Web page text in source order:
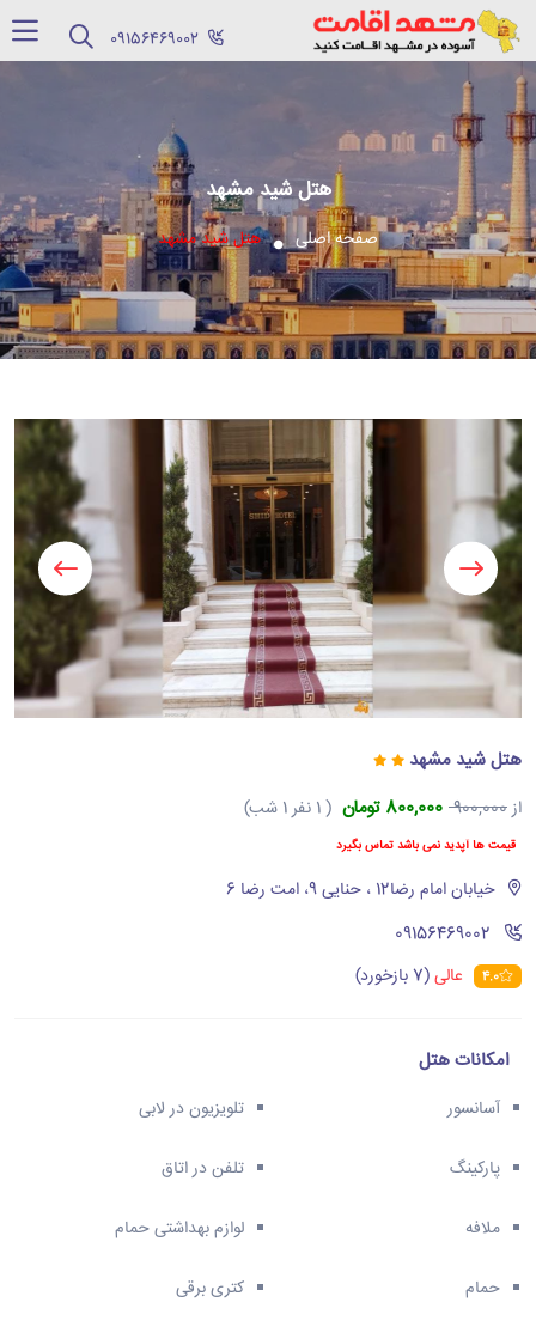
هتل شید مشهد
صفحه اصلی هتل شید مشهد
هتل شید مشهد
از900,000 800,000 تومان ( 1 نفر 1 شب)
قیمت ها آپدید نمی باشد تماس بگیرد
خیابان امام رضا12 ، حنایی 9، امت رضا 6
‪09156469002‬
4.0 عالی(7 بازخورد)
امکانات هتل
آسانسور تلویزیون در لابی
پارکینگ تلفن در اتاق
ملافه لوازم بهداشتی حمام
حمام کتری برقی